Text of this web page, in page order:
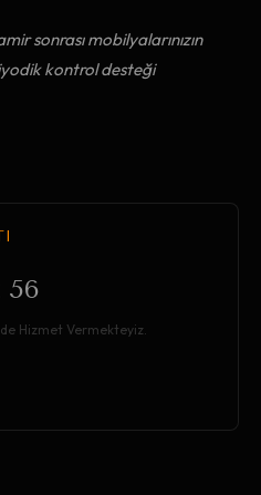
sonrası mobilyalarınızın
kontrol desteği
56
Hizmet Vermekteyiz.